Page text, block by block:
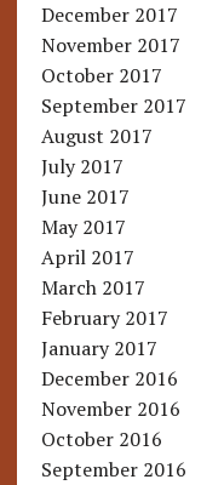
December 2017
November 2017
October 2017
September 2017
August 2017
July 2017
June 2017
May 2017
April 2017
March 2017
February 2017
January 2017
December 2016
November 2016
October 2016
September 2016